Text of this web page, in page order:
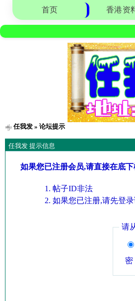
首页 香港资
任我发» 论坛提示
任我发 提示信息
如果您已注册会员,请直接在底
帖子ID非法
如果您已注册,请先登
请